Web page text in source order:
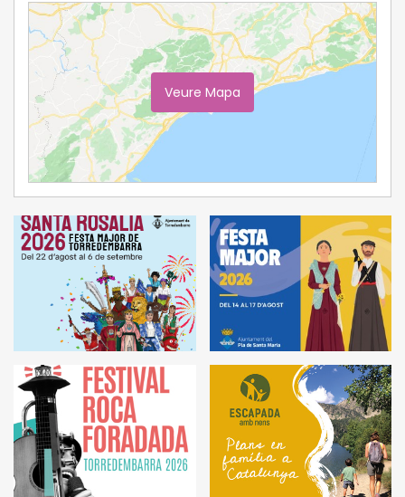
Veure Mapa